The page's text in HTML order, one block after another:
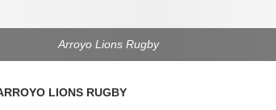
Arroyo Lions Rugby
LIONS RUGBY